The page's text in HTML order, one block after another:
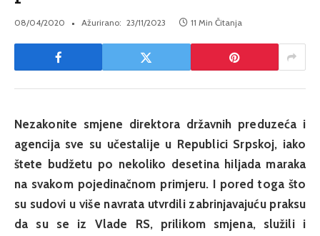
08/04/2020 Ažurirano: 23/11/2023 11 Min Čitanja
Nezakonite smjene direktora državnih preduzeća i
agencija sve su učestalije u Republici Srpskoj, iako
štete budžetu po nekoliko desetina hiljada maraka
na svakom pojedinačnom primjeru. I pored toga što
su sudovi u više navrata utvrdili zabrinjavajuću praksu
da su se iz Vlade RS, prilikom smjena, služili i